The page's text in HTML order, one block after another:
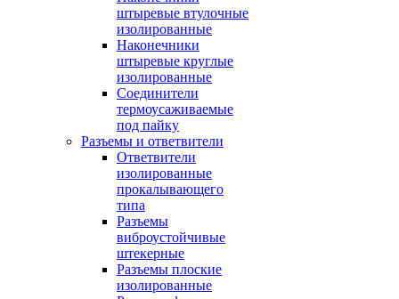
штыревые втулочные
изолированные
Наконечники
штыревые круглые
изолированные
Соединители
термоусаживаемые
под пайку
Разъемы и ответвители
Ответвители
изолированные
прокалывающего
типа
Разъемы
виброустойчивые
штекерные
Разъемы плоские
изолированные